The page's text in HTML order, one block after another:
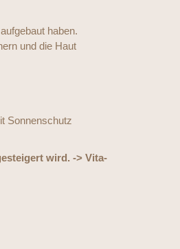
haben.
und die Haut
Sonnenschutz
wird. -> Vita-